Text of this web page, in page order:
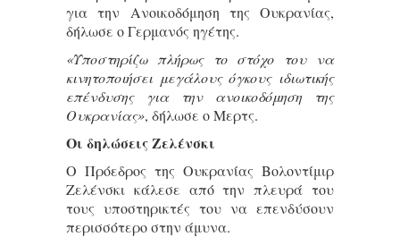
για την Ανοικοδόμηση της Ουκρανίας,
δήλωσε ο Γερμανός ηγέτης.
«Υποστηρίζω πλήρως το στόχο του να
κινητοποιήσει μεγάλους όγκους ιδιωτικής
επένδυσης για την ανοικοδόμηση της
Ουκρανίας», δήλωσε ο Μερτς.
Οι δηλώσεις Ζελένσκι
Ο Πρόεδρος της Ουκρανίας Βολοντίμιρ
Ζελένσκι κάλεσε από την πλευρά του
τους υποστηρικτές του να επενδύσουν
περισσότερο στην άμυνα.